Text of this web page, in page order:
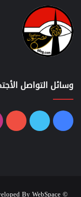
وسائل التواصل
فيسبوك
تويتر
© Copyright 2026, All Rights Reserved |
By WebSpace